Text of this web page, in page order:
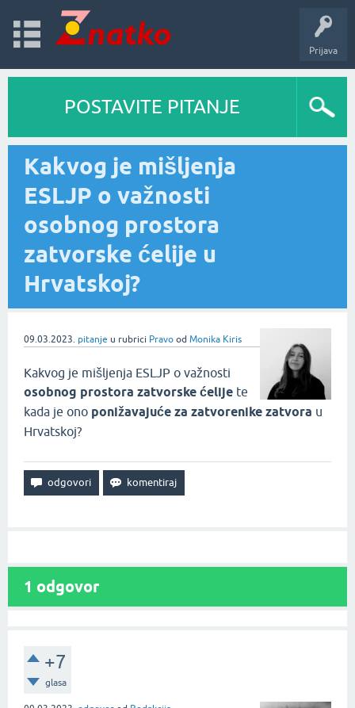
Prijava
POSTAVITE PITANJE
Kakvog je mišljenja
ESLJP o važnosti
osobnog prostora
zatvorske ćelije u
Hrvatskoj?
09.03.2023. pitanje u rubrici Pravo od Monika Kiris
Kakvog je mišljenja ESLJP o važnosti
osobnog prostora zatvorske ćelije te
kada je ono ponižavajuće za zatvorenike zatvora u
Hrvatskoj?
1 odgovor
+7
glasa